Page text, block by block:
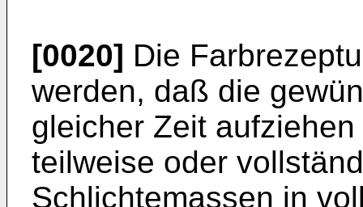
[0020] Die
werden, daß die
gleicher Zeit
teilweise oder
Schlichtemassen in